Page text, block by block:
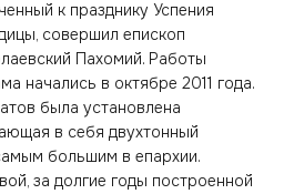
к празднику Успения
совершил епископ
Пахомий. Работы
начались в октябре 2011 года.
была установлена
в себя двухтонный
большим в епархии.
за долгие годы построенной